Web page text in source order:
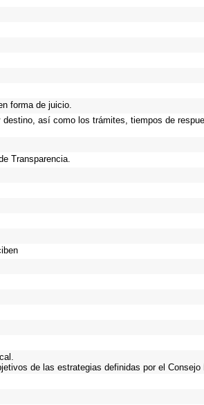
forma de juicio.
así como los trámites, tiempos de
Transparencia.
de las estrategias definidas por el